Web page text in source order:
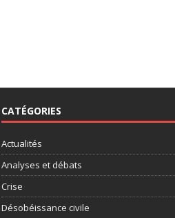
CATÉGORIES
Actualités
Analyses et débats
Crise
Désobéissance civile